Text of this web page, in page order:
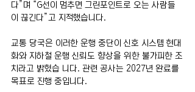
다”며 “G선이 멈추면 그린포인트로 오는 사람들
이 끊긴다”고 지적했습니다.
교통 당국은 이러한 운행 중단이 신호 시스템 현대
화와 지하철 운행 신뢰도 향상을 위한 불가피한 조
치라고 밝혔습 니다. 관련 공사는 2027년 완료를
목표로 진행 중입니다.